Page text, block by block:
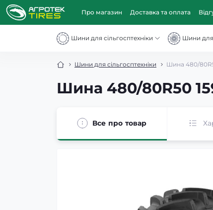
Про магазин Доставка та оплата
Шини для сільгосптехніки Шини для
Шини для сільгосптехніки Шина 480/
Шина 480/80R50
Все про товар